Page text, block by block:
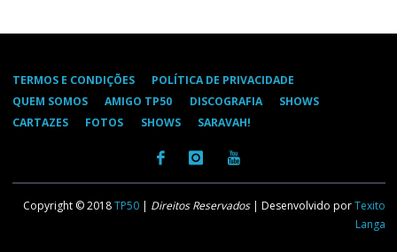
TERMOS E CONDIÇÕES
POLÍTICA DE PRIVACIDADE
QUEM SOMOS
AMIGO TP50 DISCOGRAFIA
SHOWS
CARTAZES
FOTOS SHOWS SARAVAH!
Copyright © 2018TP50 | Direitos Reservados| Desenvolvido porTexito
Langa